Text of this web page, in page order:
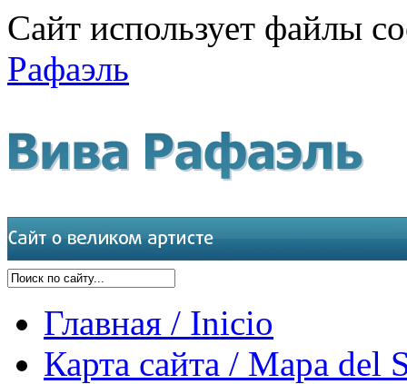
Сайт использует файлы
Рафаэль
Главная / Inicio
Карта сайта / Mapa del